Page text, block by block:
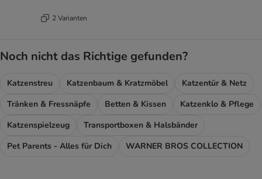
2 Varianten
Noch nicht das Richtige gefunden?
Katzenstreu Katzenbaum & Kratzmöbel
Katzentür & Netz
Tränken & Fressnäpfe
Betten & Kissen
Katzenklo & Pflege
Katzenspielzeug
Transportboxen & Halsbänder
Pet Parents - Alles für Dich
WARNER BROS COLLECTION